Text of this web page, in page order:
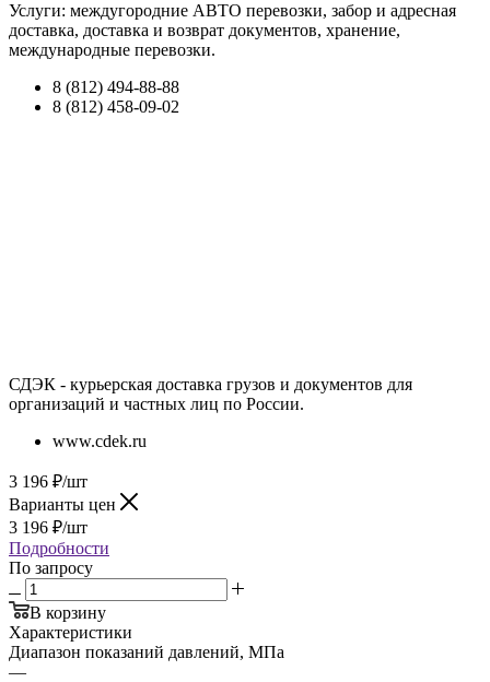
Услуги: междугородние АВТО перевозки, забор и адресная
доставка, доставка и возврат документов, хранение,
международные перевозки.
8 (812) 494-88-88
8 (812) 458-09-02
СДЭК - курьерская доставка грузов и документов для
организаций и частных лиц по России.
www.cdek.ru
3 196 ₽/шт
Варианты цен
3 196 ₽/шт
Подробности
По запросу
В корзину
Характеристики
Диапазон показаний давлений, МПа
—